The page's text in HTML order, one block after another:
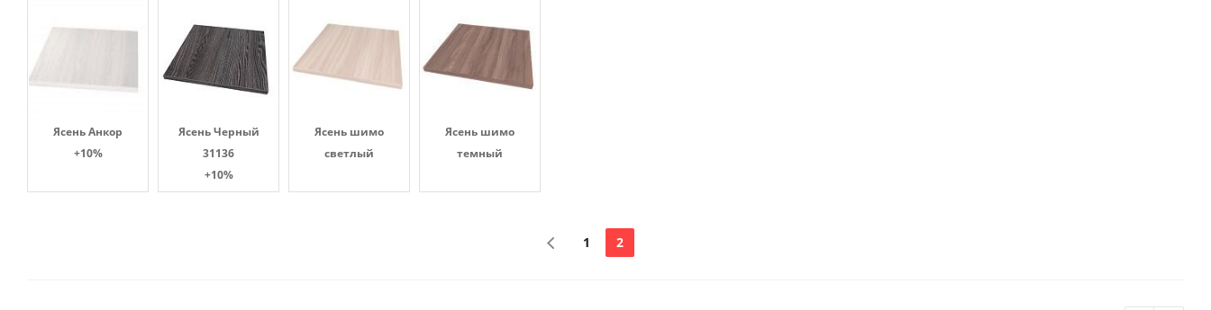
Ясень Анкор
+10%
Ясень Черный
31136
+10%
Ясень шимо
светлый
Ясень шимо
темный
1 2